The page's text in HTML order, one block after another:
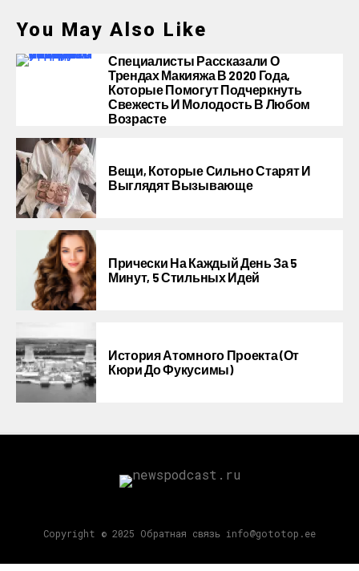
You May Also Like
Специалисты Рассказали О
Трендах Макияжа В 2020 Года,
Которые Помогут Подчеркнуть
Свежесть И Молодость В Любом
Возрасте
Вещи, Которые Сильно Старят И
Выглядят Вызывающе
Прически На Каждый День За 5
Минут, 5 Стильных Идей
История Атомного Проекта (от
Кюри До Фукусимы)
Copyright © 2025 Обратная связь info@gototop.ee